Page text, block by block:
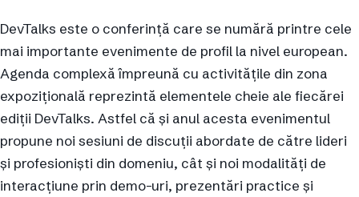
DevTalks este o conferință care se numără printre cele
mai importante evenimente de profil la nivel european.
Agenda complexă împreună cu activitățile din zona
expozițională reprezintă elementele cheie ale fiecărei
ediții DevTalks. Astfel că și anul acesta evenimentul
propune noi sesiuni de discuții abordate de către lideri
și profesioniști din domeniu, cât și noi modalități de
interacțiune prin demo-uri, prezentări practice și